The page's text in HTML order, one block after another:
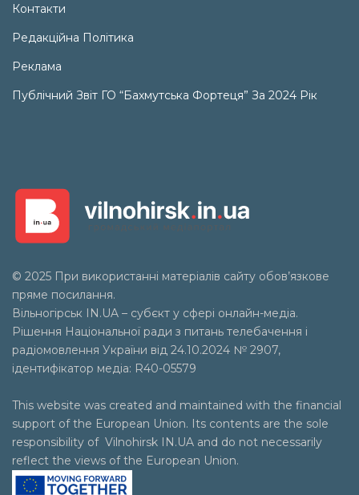
Контакти
Редакційна Політика
Реклама
Публічний Звіт ГО “Бахмутська Фортеця” За 2024 Рік
© 2025 При використанні матеріалів сайту обов’язкове
пряме посилання.
Вільногірськ IN.UA – субєкт у сфері онлайн-медіа.
Рішення Національної ради з питань телебачення і
радіомовлення України від 24.10.2024 № 2907,
ідентифікатор медіа: R40-05579
This website was created and maintained with the financial
support of the European Union. Its contents are the sole
responsibility of Vilnohirsk IN.UA and do not necessarily
reflect the views of the European Union.